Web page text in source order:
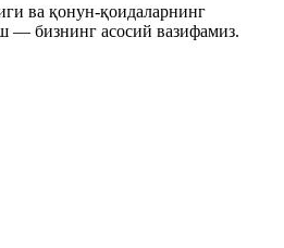
ва қонун-қоидаларнинг
— бизнинг асосий вазифамиз.